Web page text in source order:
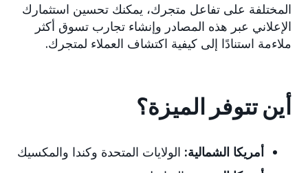
المختلفة على تفاعل متجرك، يمكنك تحسين استثمارك
الإعلاني عبر هذه المصادر وإنشاء تجارب تسوق أكثر
ملاءمة استنادًا إلى كيفية اكتشاف العملاء لمتجرك.
أين تتوفر الميزة؟
أمريكا الشمالية: الولايات المتحدة وكندا والمكسيك